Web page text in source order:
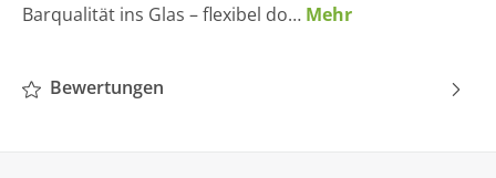
Barqualität ins Glas – flexibel do… Mehr
Bewertungen